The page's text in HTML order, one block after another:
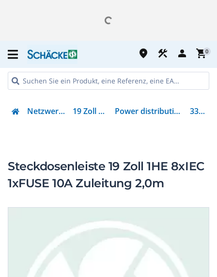
place construction person shopping_cart0
Netzwerktechnik 19 Zoll Zubehör Power distribution unit (PDU) 333.408
Steckdosenleiste 19 Zoll 1HE 8xIEC
1xFUSE 10A Zuleitung 2,0m